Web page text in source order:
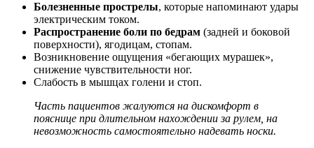
Болезненные прострелы, которые напоминают удары
электрическим током.
Распространение боли по бедрам (задней и боковой
поверхности), ягодицам, стопам.
Возникновение ощущения «бегающих мурашек»,
снижение чувствительности ног.
Слабость в мышцах голени и стоп.
Часть пациентов жалуются на дискомфорт в
пояснице при длительном нахождении за рулем, на
невозможность самостоятельно надевать носки.